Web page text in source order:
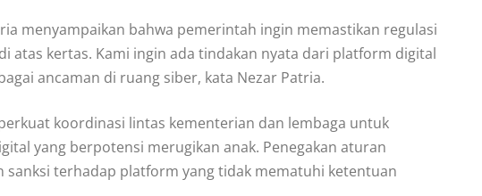
menyampaikan bahwa pemerintah ingin memastikan regulasi
kertas. Kami ingin ada tindakan nyata dari platform digital
ancaman di ruang siber, kata Nezar Patria.
koordinasi lintas kementerian dan lembaga untuk
yang berpotensi merugikan anak. Penegakan aturan
terhadap platform yang tidak mematuhi ketentuan